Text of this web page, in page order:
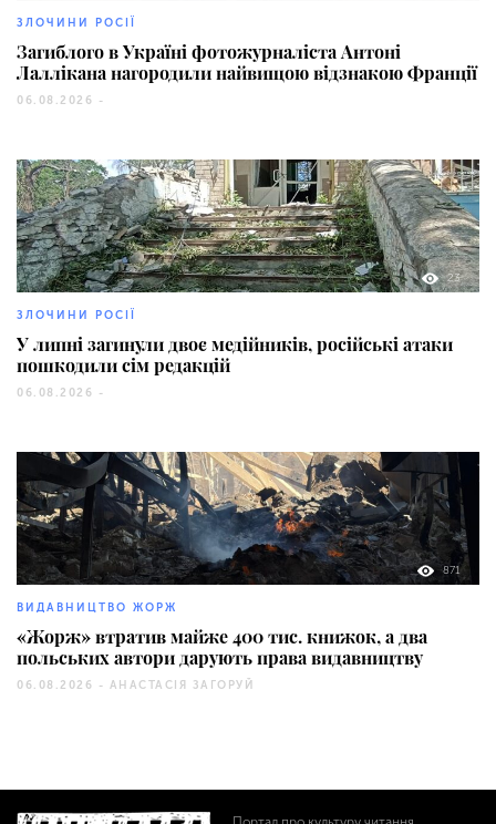
ЗЛОЧИНИ РОСІЇ
Загиблого в Україні фотожурналіста Антоні
Лаллікана нагородили найвищою відзнакою Франції
06.08.2026 -
23
ЗЛОЧИНИ РОСІЇ
У липні загинули двоє медійників, російські атаки
пошкодили сім редакцій
06.08.2026 -
871
ВИДАВНИЦТВО ЖОРЖ
«Жорж» втратив майже 400 тис. книжок, а два
польських автори дарують права видавництву
06.08.2026 - АНАСТАСІЯ ЗАГОРУЙ